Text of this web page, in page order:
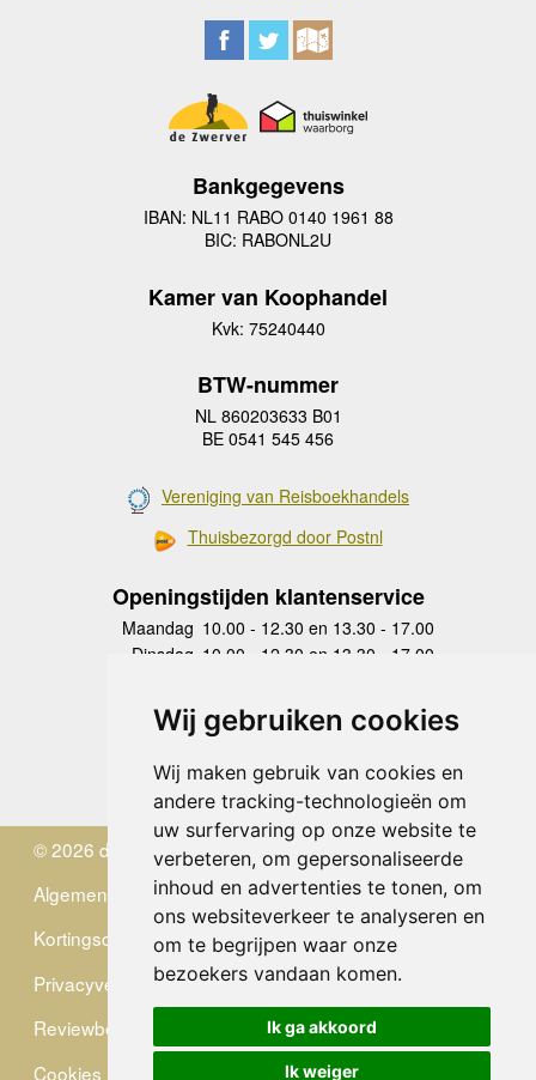
Wij gebruiken cookies
Wij maken gebruik van cookies en
andere tracking-technologieën om
uw surfervaring op onze website te
verbeteren, om gepersonaliseerde
inhoud en advertenties te tonen, om
ons websiteverkeer te analyseren en
om te begrijpen waar onze
bezoekers vandaan komen.
Ik ga akkoord
Ik weiger
Bankgegevens
IBAN: NL11 RABO 0140 1961 88
BIC: RABONL2U
Kamer van Koophandel
Kvk: 75240440
BTW-nummer
NL 860203633 B01
BE 0541 545 456
Vereniging van Reisboekhandels
Thuisbezorgd door Postnl
Openingstijden klantenservice
Maandag 10.00 - 12.30 en 13.30 - 17.00
Dinsdag 10.00 - 12.30 en 13.30 - 17.00
Donderdag
10.00 - 12.30 en 13.30 - 17.00
Vrijdag 10.00 - 12.30 en 13.30 - 17.00
Zaterdag
gesloten
Zondag gesloten
© 2026 de Zwerver
Algemene Voorwaarden
Kortingscode
Privacyverklaring
Reviewbeleid
Cookies